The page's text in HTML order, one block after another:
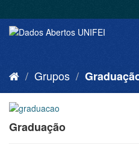
Grupos
Graduação